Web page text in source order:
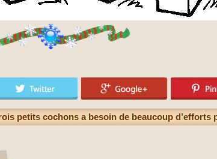
petits cochons a besoin de beaucoup